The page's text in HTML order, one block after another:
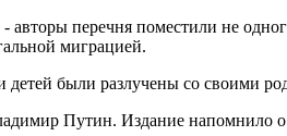
перечня поместили не
миграцией.
детей были разлучены со своими
Путин. Издание напомнило